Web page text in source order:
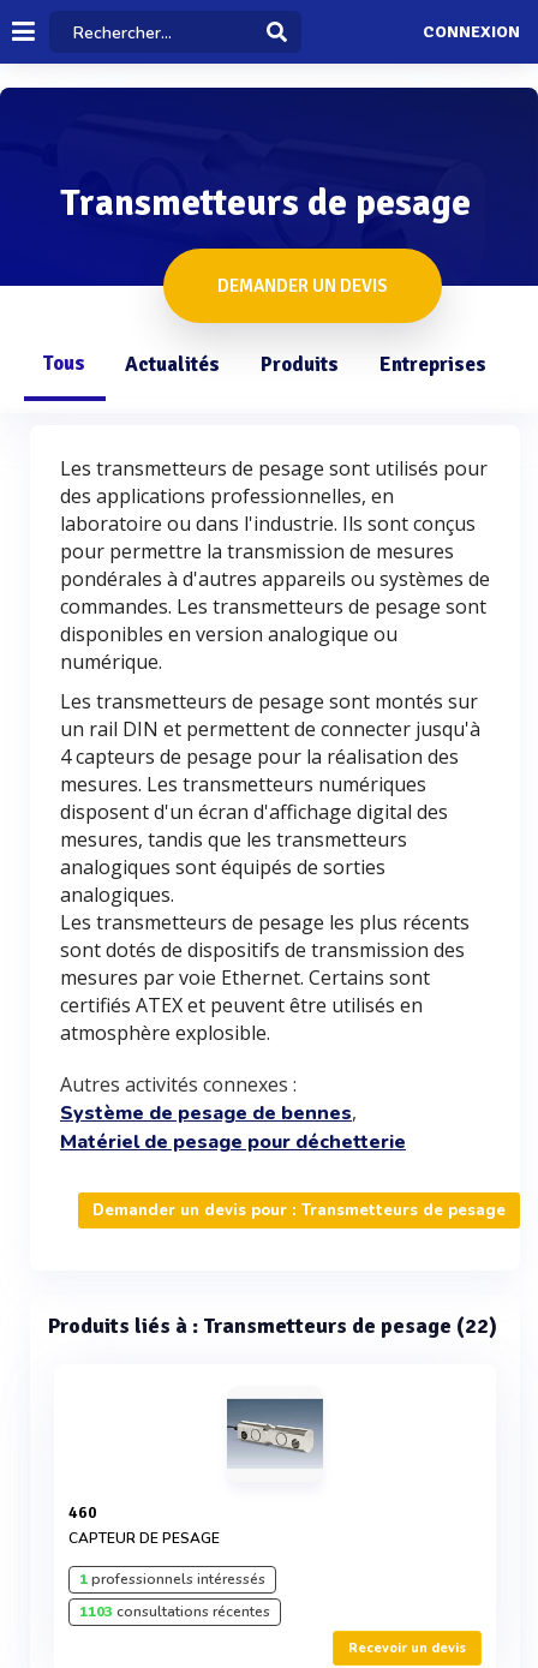
CONNEXION
Transmetteurs de pesage
DEMANDER UN DEVIS
Tous Actualités Produits Entreprises
Les transmetteurs de pesage sont utilisés pour
des applications professionnelles, en
laboratoire ou dans l'industrie. Ils sont conçus
pour permettre la transmission de mesures
pondérales à d'autres appareils ou systèmes de
commandes. Les transmetteurs de pesage sont
disponibles en version analogique ou
numérique.
Les transmetteurs de pesage sont montés sur
un rail DIN et permettent de connecter jusqu'à
4 capteurs de pesage pour la réalisation des
mesures. Les transmetteurs numériques
disposent d'un écran d'affichage digital des
mesures, tandis que les transmetteurs
analogiques sont équipés de sorties
analogiques.
Les transmetteurs de pesage les plus récents
sont dotés de dispositifs de transmission des
mesures par voie Ethernet. Certains sont
certifiés ATEX et peuvent être utilisés en
atmosphère explosible.
Autres activités connexes :
Système de pesage de bennes,
Matériel de pesage pour déchetterie
Demander un devis pour : Transmetteurs de pesage
Produits liés à : Transmetteurs de pesage (22)
460
CAPTEUR DE PESAGE
1professionnels intéressés
1103 consultations récentes
Recevoir un devis